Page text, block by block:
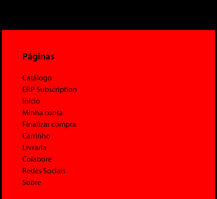
Páginas
Catálogo
ERP Subscription
Início
Minha conta
Finalizar compra
Carrinho
Livraria
Colabore
Redes Sociais
Sobre